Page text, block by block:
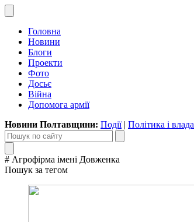
Головна
Новини
Блоги
Проекти
Фото
Досьє
Війна
Допомога армії
Новини Полтавщини: Події| Політика і влада
# Агрофірма імені Довженка
Пошук за тегом